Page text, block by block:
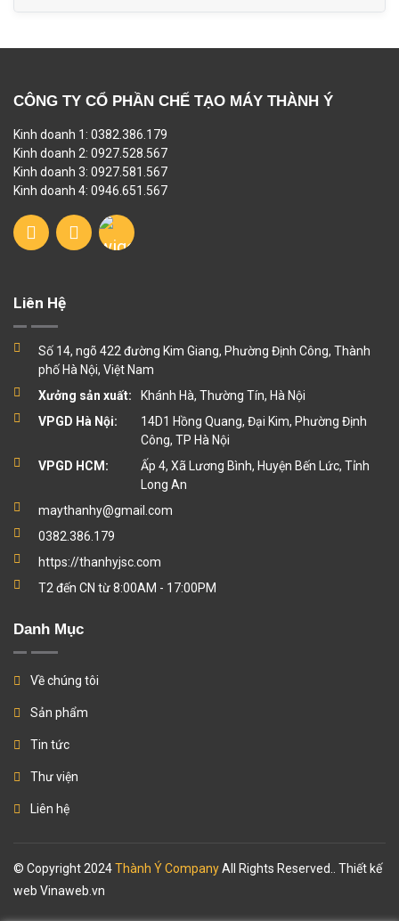
CÔNG TY CỔ PHẦN CHẾ TẠO MÁY THÀNH Ý
Kinh doanh 1: 0382.386.179
Kinh doanh 2: 0927.528.567
Kinh doanh 3: 0927.581.567
Kinh doanh 4: 0946.651.567
Liên Hệ
Số 14, ngõ 422 đường Kim Giang, Phường Định Công, Thành
phố Hà Nội, Việt Nam
Xưởng sản xuất:
Khánh Hà, Thường Tín, Hà Nội
VPGD Hà Nội:
14D1 Hồng Quang, Đại Kim, Phường Định
Công, TP Hà Nội
VPGD HCM:
Ấp 4, Xã Lương Bình, Huyện Bến Lức, Tỉnh
Long An
maythanhy@gmail.com
0382.386.179
https://thanhyjsc.com
T2 đến CN từ 8:00AM - 17:00PM
Danh Mục
Về chúng tôi
Sản phẩm
Tin tức
Thư viện
Liên hệ
© Copyright 2024Thành Ý CompanyAll Rights Reserved.. Thiết kế
web Vinaweb.vn